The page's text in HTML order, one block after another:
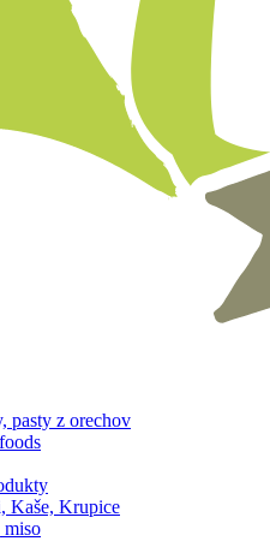
pasty z orechov
Kaše, Krupice
miso